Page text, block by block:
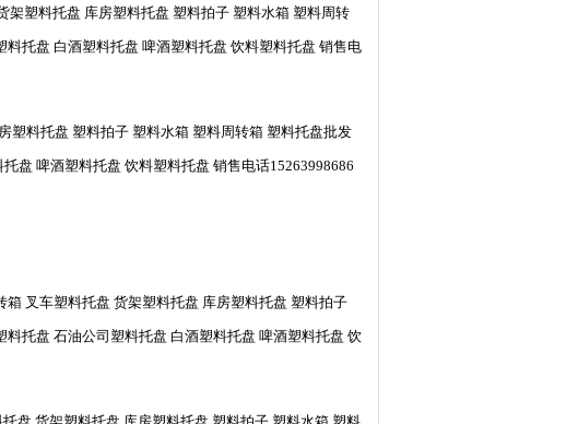
塑料托盘 库房塑料托盘 塑料拍子 塑料水箱 塑料周转
托盘 白酒塑料托盘 啤酒塑料托盘 饮料塑料托盘 销售电
塑料托盘 塑料拍子 塑料水箱 塑料周转箱 塑料托盘批发
盘 啤酒塑料托盘 饮料塑料托盘 销售电话15263998686
叉车塑料托盘 货架塑料托盘 库房塑料托盘 塑料拍子
托盘 石油公司塑料托盘 白酒塑料托盘 啤酒塑料托盘 饮